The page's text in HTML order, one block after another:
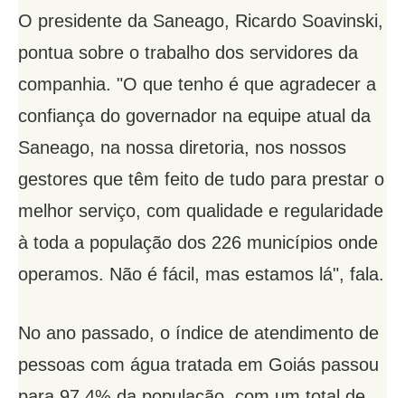
O presidente da Saneago, Ricardo Soavinski,
pontua sobre o trabalho dos servidores da
companhia. "O que tenho é que agradecer a
confiança do governador na equipe atual da
Saneago, na nossa diretoria, nos nossos
gestores que têm feito de tudo para prestar o
melhor serviço, com qualidade e regularidade
à toda a população dos 226 municípios onde
operamos. Não é fácil, mas estamos lá", fala.
No ano passado, o índice de atendimento de
pessoas com água tratada em Goiás passou